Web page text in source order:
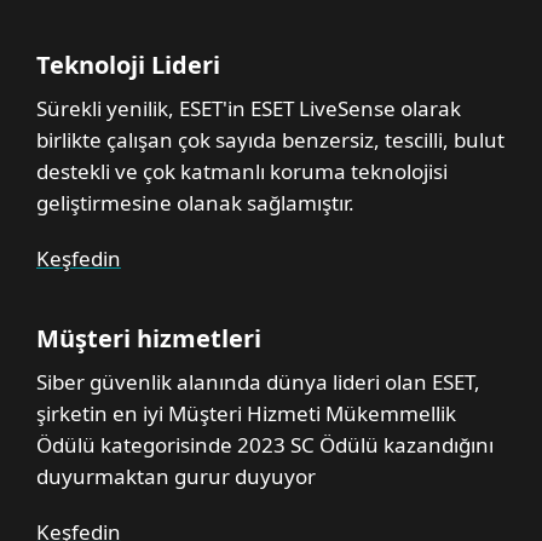
Teknoloji Lideri
Sürekli yenilik, ESET'in ESET LiveSense olarak
birlikte çalışan çok sayıda benzersiz, tescilli, bulut
destekli ve çok katmanlı koruma teknolojisi
geliştirmesine olanak sağlamıştır.
Keşfedin
Müşteri hizmetleri
Siber güvenlik alanında dünya lideri olan ESET,
şirketin en iyi Müşteri Hizmeti Mükemmellik
Ödülü kategorisinde 2023 SC Ödülü kazandığını
duyurmaktan gurur duyuyor
Keşfedin